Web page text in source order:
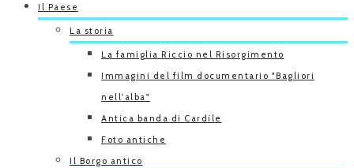
Il Paese
La storia
La famiglia Riccio nel Risorgimento
Immagini del film documentario "Bagliori
nell'alba"
Antica banda di Cardile
Foto antiche
Il Borgo antico